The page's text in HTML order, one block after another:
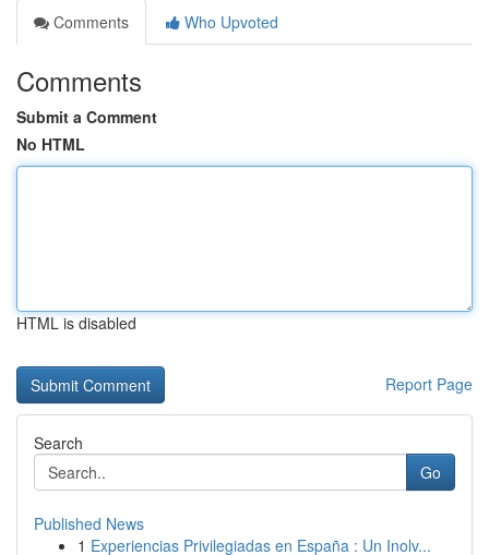
Comments
Who Upvoted
Comments
Submit a Comment
No HTML
HTML is disabled
Report Page
Search
Go
Published News
1 Experiencias Privilegiadas en España : Un Inolv...